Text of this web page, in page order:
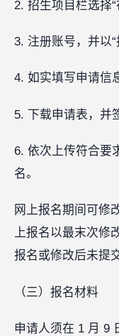
2. 招生项目栏选择“
3. 注册账号，并以“
4. 如实填写申请信
5. 下载申请表，并
6. 依次上传符合要
名。
网上报名期间可修
上报名以最末次修
报名或修改后未提
（三）报名材料
申请人须在 1 月 9